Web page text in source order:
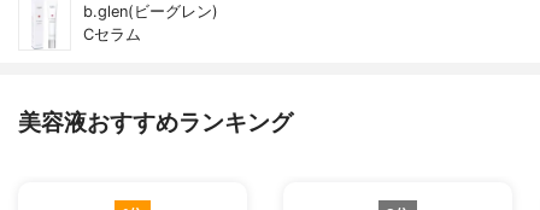
b.glen(ビーグレン)
Cセラム
美容液おすすめランキング